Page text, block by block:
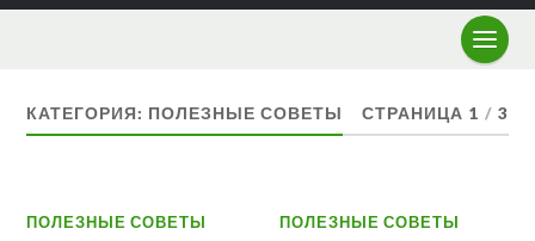
КАТЕГОРИЯ: ПОЛЕЗНЫЕ СОВЕТЫ СТРАНИЦА 1 / 3
ПОЛЕЗНЫЕ СОВЕТЫ ПОЛЕЗНЫЕ СОВЕТЫ